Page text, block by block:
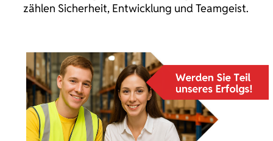
zählen Sicherheit, Entwicklung und Teamgeist.